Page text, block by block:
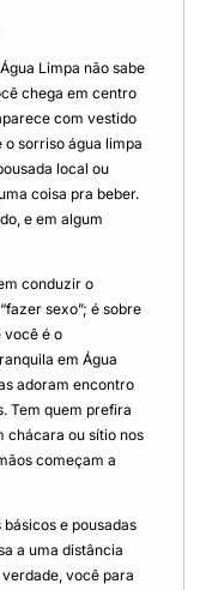
Limpa não sabe
chega em centro
com vestido
sorriso água limpa
local ou
coisa pra beber.
e em algum
conduzir o
sexo”; é sobre
você é o
em Água
adoram encontro
Tem quem prefira
chácara ou sítio nos
começam a
e pousadas
a uma distância
você para